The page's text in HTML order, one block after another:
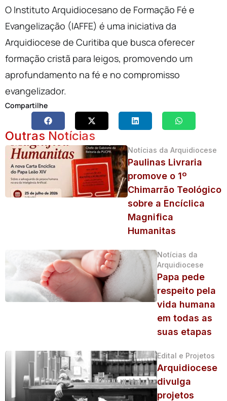
O Instituto Arquidiocesano de Formação Fé e
Evangelização (IAFFE) é uma iniciativa da
Arquidiocese de Curitiba que busca oferecer
formação cristã para leigos, promovendo um
aprofundamento na fé e no compromisso
evangelizador.
Compartilhe
Outras Notícias
Notícias da Arquidiocese
Paulinas Livraria
promove o 1º
Chimarrão Teológico
sobre a Encíclica
Magnifica
Humanitas
Notícias da
Arquidiocese
Papa pede
respeito pela
vida humana
em todas as
suas etapas
Edital e Projetos
Arquidiocese
divulga
projetos